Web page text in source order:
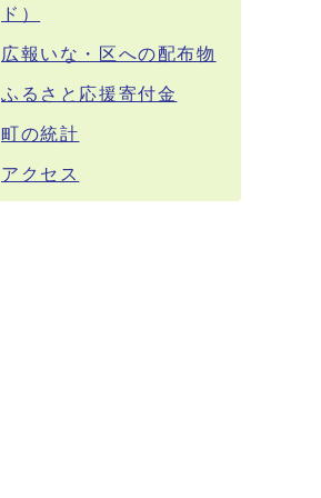
ド）
広報いな・区への配布物
ふるさと応援寄付金
町の統計
アクセス